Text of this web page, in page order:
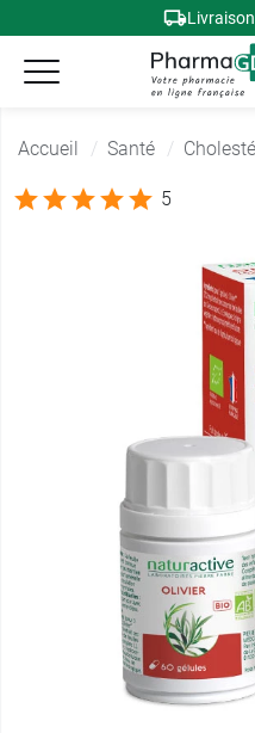
Accueil Santé
5